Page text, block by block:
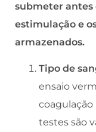
submeter antes
estimulação e
armazenados.
Tipo de
ensaio
coagulação
testes são